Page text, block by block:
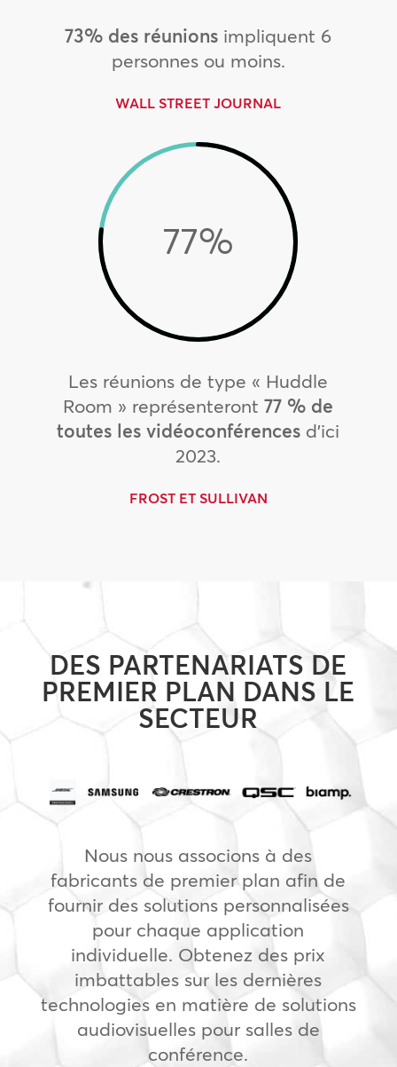
73% des réunions impliquent 6
personnes ou moins.
WALL STREET JOURNAL
77%
Les réunions de type « Huddle
Room » représenteront77 % de
toutes les vidéoconférences d’ici
2023.
FROST ET SULLIVAN
DES PARTENARIATS DE
PREMIER PLAN DANS LE
SECTEUR
Nous nous associons à des
fabricants de premier plan afin de
fournir des solutions personnalisées
pour chaque application
individuelle. Obtenez des prix
imbattables sur les dernières
technologies en matière de solutions
audiovisuelles pour salles de
conférence.